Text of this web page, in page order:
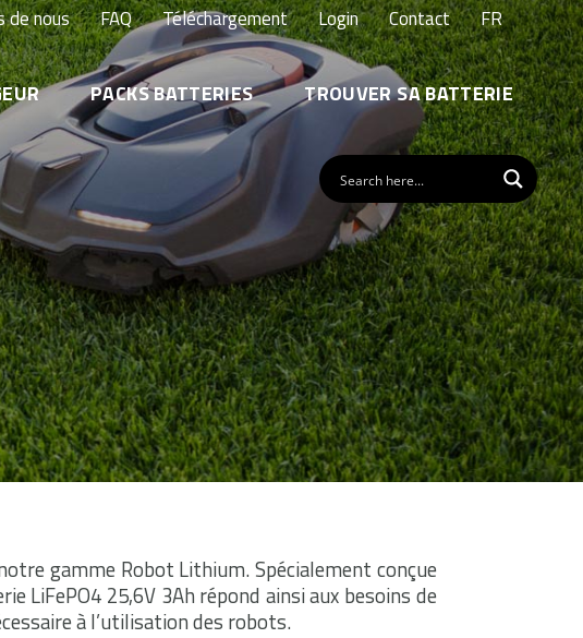
de nous FAQ Téléchargement Login Contact FR
PACKS BATTERIES TROUVER SA BATTERIE
gamme Robot Lithium. Spécialement conçue
LiFePO4 25,6V 3Ah répond ainsi aux besoins de
à l’utilisation des robots.